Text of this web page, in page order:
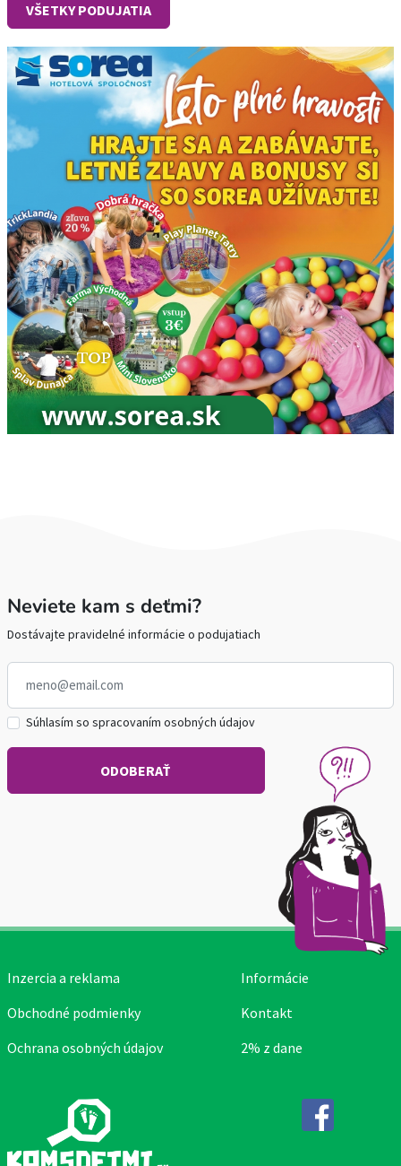
VŠETKY PODUJATIA
Neviete kam s deťmi?
Dostávajte pravidelné informácie o podujatiach
Súhlasím so spracovaním osobných údajov
Inzercia a reklama
Obchodné podmienky
Ochrana osobných údajov
Informácie
Kontakt
2% z dane